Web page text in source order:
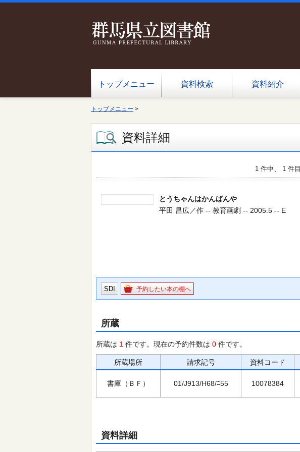
トップメニュー 資料検索 資料紹介
トップメニュー >
資料詳細
1 件中、 1 件目
とうちゃんはかんばんや
平田 昌広／作 -- 教育画劇 -- 2005.5 -- E
SDI 予約したい本の棚へ
所蔵
所蔵は 1 件です。現在の予約件数は 0 件です。
所蔵場所 請求記号 資料コード
書庫（ＢＦ） 01/J913/H68/ﾆ55 10078384
資料詳細